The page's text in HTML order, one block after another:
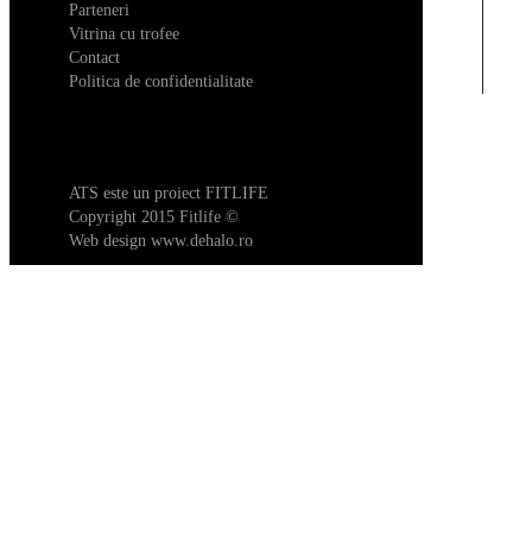
Parteneri
Vitrina cu trofee
Contact
Politica de confidentialitate
ATS este un proiect FITLIFE
Copyright 2015 Fitlife ©
Web design www.dehalo.ro